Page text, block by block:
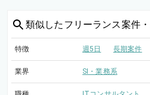
類似した フリーランス案件
特徴 週5日 長期案件
業界 SI・業務系